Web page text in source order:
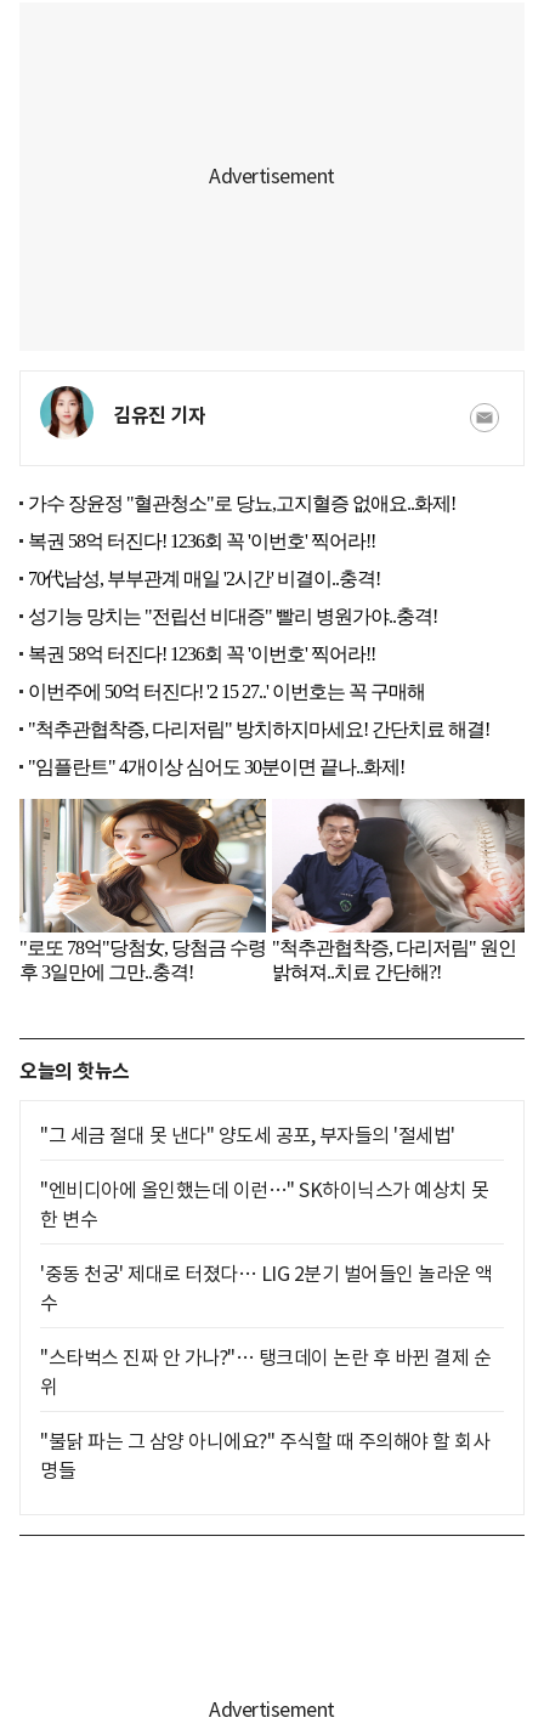
김유진 기자
오늘의 핫뉴스
"그 세금 절대 못 낸다" 양도세 공포, 부자들의 '절세법'
"엔비디아에 올인했는데 이런…" SK하이닉스가 예상치 못
한 변수
'중동 천궁' 제대로 터졌다… LIG 2분기 벌어들인 놀라운 액
수
"스타벅스 진짜 안 가나?"… 탱크데이 논란 후 바뀐 결제 순
위
"불닭 파는 그 삼양 아니에요?" 주식할 때 주의해야 할 회사
명들